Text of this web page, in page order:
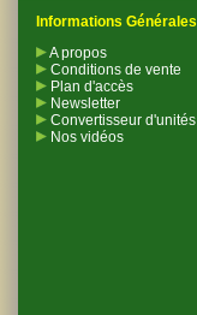
Informations Générales
A propos
Conditions de vente
Plan d'accès
Newsletter
Convertisseur d'unités
Nos vidéos